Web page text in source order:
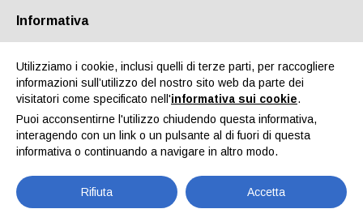
Chi siamo Partners Contatti Area riservata
Informativa
Utilizziamo i cookie, inclusi quelli di terze parti, per raccogliere
informazioni sull’utilizzo del nostro sito web da parte dei
visitatori come specificato nell'informativa sui cookie.
Puoi acconsentirne l'utilizzo chiudendo questa informativa,
interagendo con un link o un pulsante al di fuori di questa
informativa o continuando a navigare in altro modo.
Rifiuta Accetta